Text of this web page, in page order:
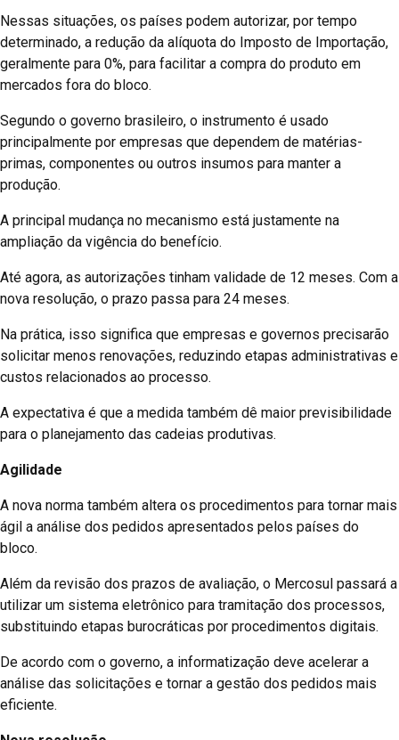
Nessas situações, os países podem autorizar, por tempo
determinado, a redução da alíquota do Imposto de Importação,
geralmente para 0%, para facilitar a compra do produto em
mercados fora do bloco.
Segundo o governo brasileiro, o instrumento é usado
principalmente por empresas que dependem de matérias-
primas, componentes ou outros insumos para manter a
produção.
A principal mudança no mecanismo está justamente na
ampliação da vigência do benefício.
Até agora, as autorizações tinham validade de 12 meses. Com a
nova resolução, o prazo passa para 24 meses.
Na prática, isso significa que empresas e governos precisarão
solicitar menos renovações, reduzindo etapas administrativas e
custos relacionados ao processo.
A expectativa é que a medida também dê maior previsibilidade
para o planejamento das cadeias produtivas.
Agilidade
A nova norma também altera os procedimentos para tornar mais
ágil a análise dos pedidos apresentados pelos países do
bloco.
Além da revisão dos prazos de avaliação, o Mercosul passará a
utilizar um sistema eletrônico para tramitação dos processos,
substituindo etapas burocráticas por procedimentos digitais.
De acordo com o governo, a informatização deve acelerar a
análise das solicitações e tornar a gestão dos pedidos mais
eficiente.